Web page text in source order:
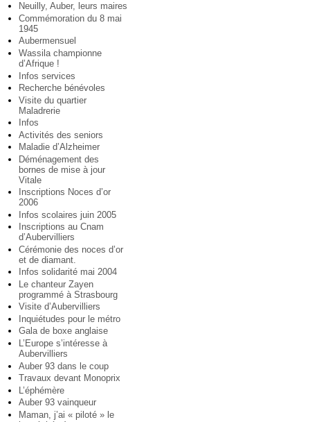
Neuilly, Auber, leurs maires
Commémoration du 8 mai
1945
Aubermensuel
Wassila championne
d’Afrique !
Infos services
Recherche bénévoles
Visite du quartier
Maladrerie
Infos
Activités des seniors
Maladie d’Alzheimer
Déménagement des
bornes de mise à jour
Vitale
Inscriptions Noces d’or
2006
Infos scolaires juin 2005
Inscriptions au Cnam
d’Aubervilliers
Cérémonie des noces d’or
et de diamant.
Infos solidarité mai 2004
Le chanteur Zayen
programmé à Strasbourg
Visite d’Aubervilliers
Inquiétudes pour le métro
Gala de boxe anglaise
L’Europe s’intéresse à
Aubervilliers
Auber 93 dans le coup
Travaux devant Monoprix
L’éphémère
Auber 93 vainqueur
Maman, j’ai « piloté » le